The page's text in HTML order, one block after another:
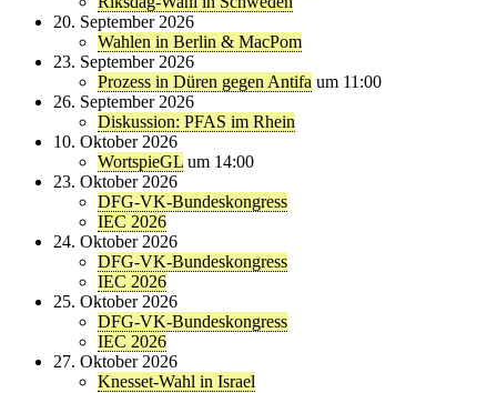
20. September 2026
Wahlen in Berlin & MacPom
23. September 2026
Prozess in Düren gegen Antifa um 11:00
26. September 2026
Diskussion: PFAS im Rhein
10. Oktober 2026
WortspieGL um 14:00
23. Oktober 2026
DFG-VK-Bundeskongress
IEC 2026
24. Oktober 2026
DFG-VK-Bundeskongress
IEC 2026
25. Oktober 2026
DFG-VK-Bundeskongress
IEC 2026
27. Oktober 2026
Knesset-Wahl in Israel